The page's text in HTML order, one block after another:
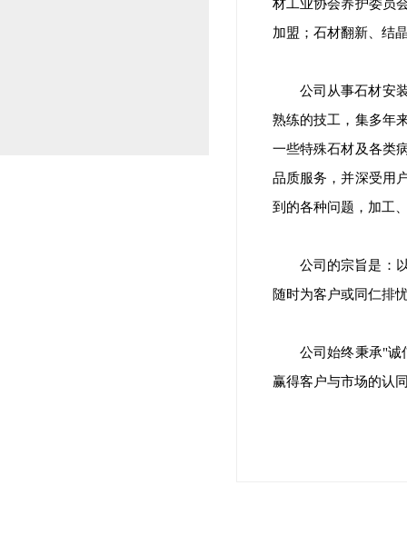
材工业协会养护委员
加盟；石材翻新、结
公司从事石材安
熟练的技工，集多年
一些特殊石材及各类
品质服务，并深受用
到的各种问题，加工
公司的宗旨是：
随时为客户或同仁排
公司始终秉承"诚
赢得客户与市场的认